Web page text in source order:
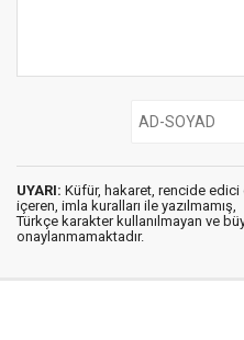
UYARI: Küfür, hakaret, rencide edici
içeren, imla kuralları ile yazılmamış,
Türkçe karakter kullanılmayan ve
onaylanmamaktadır.